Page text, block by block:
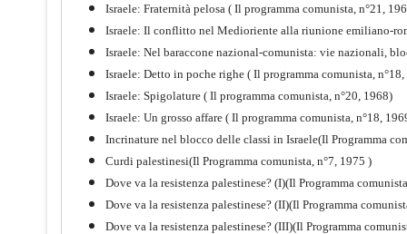
Storia della Sinistra
Israele: Fraternità pelosa ( Il programma comunista, n°21,
Israele: Il conflitto nel Medioriente alla riunione emiliano-
Israele: Nel baraccone nazional-comunista: vie nazionali,
Israele: Detto in poche righe ( Il programma comunista,
Israele: Spigolature ( Il programma comunista, n°20, 1968)
Israele: Un grosso affare ( Il programma comunista, n°18,
Incrinature nel blocco delle classi in Israele(Il Programma
Curdi palestinesi(Il Programma comunista, n°7, 1975 )
Dove va la resistenza palestinese? (I)(Il Programma
Dove va la resistenza palestinese? (II)(Il Programma
Dove va la resistenza palestinese? (III)(Il Programma